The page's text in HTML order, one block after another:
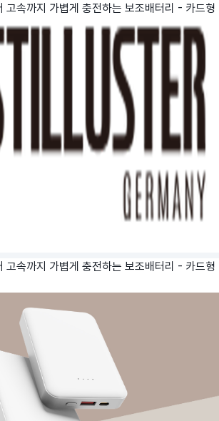
고속까지 가볍게 충전하는 보조배터리 - 카드형
고속까지 가볍게 충전하는 보조배터리 - 카드형